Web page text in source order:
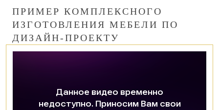
ПРИМЕР КОМПЛЕКСНОГО
ИЗГОТОВЛЕНИЯ МЕБЕЛИ ПО
ДИЗАЙН-ПРОЕКТУ